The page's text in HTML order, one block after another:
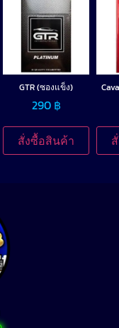
GTR (ซองแข็ง)
290 ฿
สั่งซื้อสินค้า